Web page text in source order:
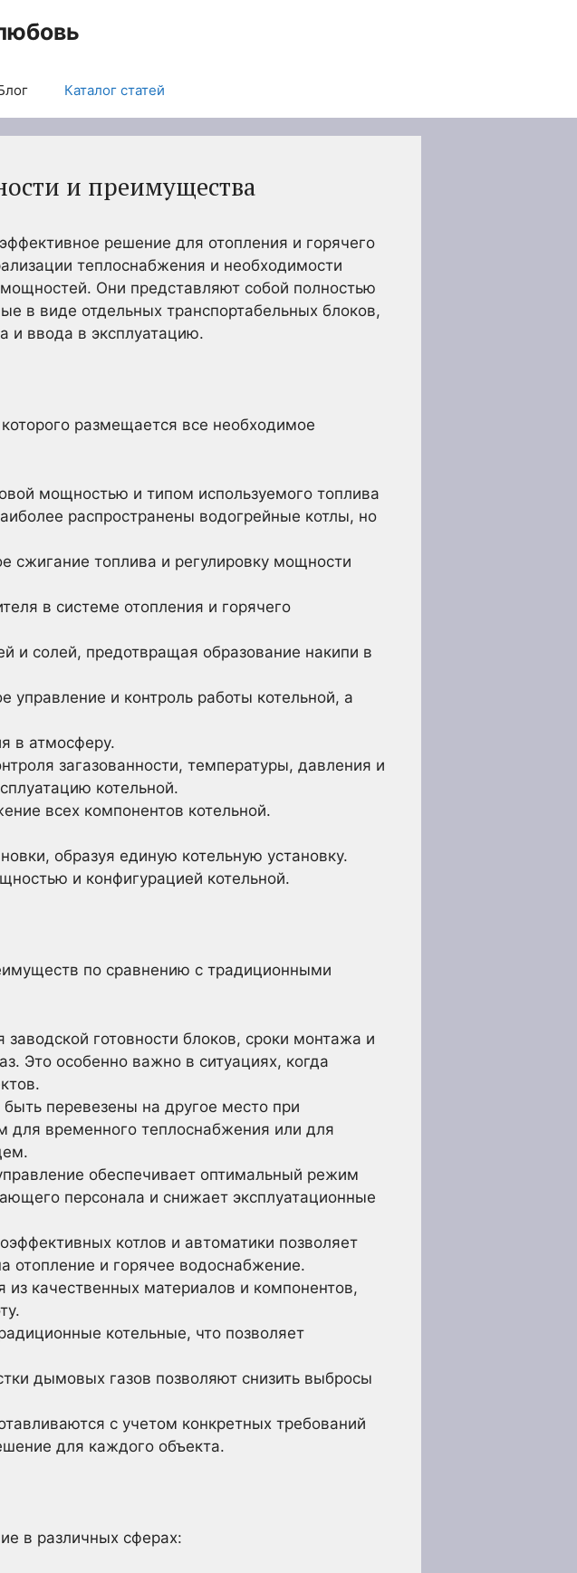
Каталог статей
и преимущества
решение для отопления и горячего
теплоснабжения и необходимости
Они представляют собой полностью
в виде отдельных транспортабельных блоков,
и ввода в эксплуатацию.
размещается все необходимое
мощностью и типом используемого топлива
распространены водогрейные котлы, но
сжигание топлива и регулировку мощности
в системе отопления и горячего
и солей, предотвращая образование накипи в
управление и контроль работы котельной, а
в атмосферу.
загазованности, температуры, давления и
котельной.
всех компонентов котельной.
образуя единую котельную установку.
и конфигурацией котельной.
по сравнению с традиционными
заводской готовности блоков, сроки монтажа и
Это особенно важно в ситуациях, когда
перевезены на другое место при
временного теплоснабжения или для
обеспечивает оптимальный режим
персонала и снижает эксплуатационные
котлов и автоматики позволяет
отопление и горячее водоснабжение.
из качественных материалов и компонентов,
котельные, что позволяет
дымовых газов позволяют снизить выбросы
с учетом конкретных требований
для каждого объекта.
в различных сферах: